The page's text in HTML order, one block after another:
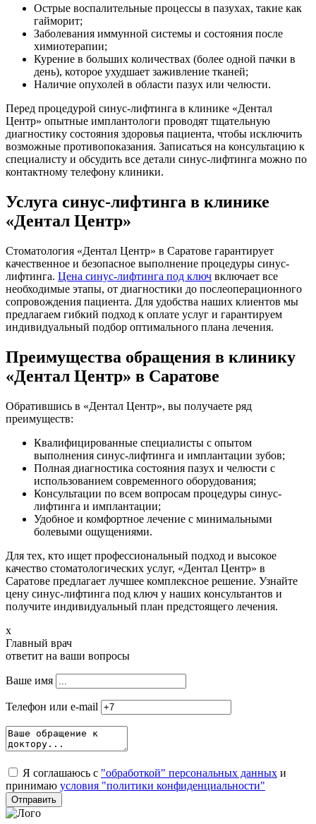
Острые воспалительные процессы в пазухах, такие как
гайморит;
Заболевания иммунной системы и состояния после
химиотерапии;
Курение в больших количествах (более одной пачки в
день), которое ухудшает заживление тканей;
Наличие опухолей в области пазух или челюсти.
Перед процедурой синус-лифтинга в клинике «Дентал
Центр» опытные имплантологи проводят тщательную
диагностику состояния здоровья пациента, чтобы исключить
возможные противопоказания. Записаться на консультацию к
специалисту и обсудить все детали синус-лифтинга можно по
контактному телефону клиники.
Услуга синус-лифтинга в клинике
«Дентал Центр»
Стоматология «Дентал Центр» в Саратове гарантирует
качественное и безопасное выполнение процедуры синус-
лифтинга. Цена синус-лифтинга под ключ включает все
необходимые этапы, от диагностики до послеоперационного
сопровождения пациента. Для удобства наших клиентов мы
предлагаем гибкий подход к оплате услуг и гарантируем
индивидуальный подбор оптимального плана лечения.
Преимущества обращения в клинику
«Дентал Центр» в Саратове
Обратившись в «Дентал Центр», вы получаете ряд
преимуществ:
Квалифицированные специалисты с опытом
выполнения синус-лифтинга и имплантации зубов;
Полная диагностика состояния пазух и челюсти с
использованием современного оборудования;
Консультации по всем вопросам процедуры синус-
лифтинга и имплантации;
Удобное и комфортное лечение с минимальными
болевыми ощущениями.
Для тех, кто ищет профессиональный подход и высокое
качество стоматологических услуг, «Дентал Центр» в
Саратове предлагает лучшее комплексное решение. Узнайте
цену синус-лифтинга под ключ у наших консультантов и
получите индивидуальный план предстоящего лечения.
x
Главный врач
ответит на ваши вопросы
Ваше имя
Телефон или e-mail
Я соглашаюсь с "обработкой" персональных данных и
принимаю условия "политики конфиденциальности"